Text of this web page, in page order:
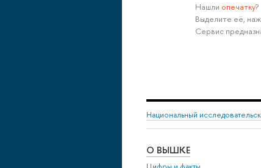
Нашли опечатку?
Выделите её,
Сервис
Национальный
О ВЫШКЕ